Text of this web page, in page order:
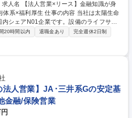
事の内容 当社は太陽生命
シェアN01企業です。設備のライフサイ
ャッシュフロー改善など、顧客の経営課題
ていただきます LPガス事業者
人様）に対してリース商品の提案営業を行
際の資金調達手段の1つです。単にモノを
営層と直接商談し、財務課題に踏み込むコ
定した経営基盤を背景に、競争力ある料
ート率や継続的な取引★入社後は金融知識
【法人営業×リース】
Gの安定給与体系×福利厚生
20時間以内 退職金あり
完全週休2日制
法人営業】JA･三井系Gの安定基
金融/保険営業